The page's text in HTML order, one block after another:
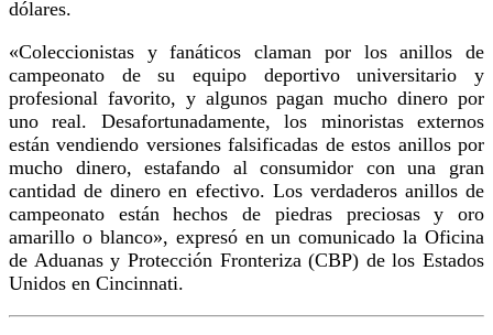
dólares.
«Coleccionistas y fanáticos claman por los anillos de
campeonato de su equipo deportivo universitario y
profesional favorito, y algunos pagan mucho dinero por
uno real. Desafortunadamente, los minoristas externos
están vendiendo versiones falsificadas de estos anillos por
mucho dinero, estafando al consumidor con una gran
cantidad de dinero en efectivo. Los verdaderos anillos de
campeonato están hechos de piedras preciosas y oro
amarillo o blanco», expresó en un comunicado la Oficina
de Aduanas y Protección Fronteriza (CBP) de los Estados
Unidos en Cincinnati.